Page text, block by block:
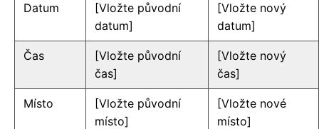
Datum
[Vložte původní
datum]
[Vložte nový
datum]
Čas
[Vložte původní
čas]
[Vložte nový
čas]
Místo
[Vložte původní
místo]
[Vložte nové
místo]